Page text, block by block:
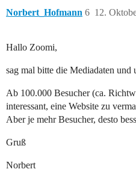
Norbert_Hofmann 12.
6
Hallo Zoomi,
sag mal bitte die Mediadaten und
Ab 100.000 Besucher (ca.
interessant, eine Website zu
Aber je mehr Besucher, desto
Gruß
Norbert